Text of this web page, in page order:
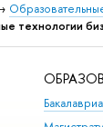
технологии